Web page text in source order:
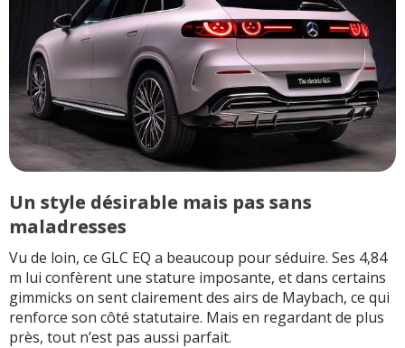
Un style désirable mais pas sans
maladresses
Vu de loin, ce GLC EQ a beaucoup pour séduire. Ses 4,84
m lui confèrent une stature imposante, et dans certains
gimmicks on sent clairement des airs de Maybach, ce qui
renforce son côté statutaire. Mais en regardant de plus
près, tout n’est pas aussi parfait.